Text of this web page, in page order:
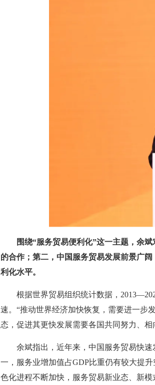
围绕“服务贸易便利化”这一主题，余
的合作；第二，中国服务贸易发展前景广
利化水平。
根据世界贸易组织统计数据，
速。“推动世界经济加快恢复，需要进一步
态，促进其更快发展需要各国共同努力、
余斌指出，近年来，中国服务贸易快
一，服务业增加值占GDP比重仍有较大提
色化进程不断加快，服务贸易新业态、新模